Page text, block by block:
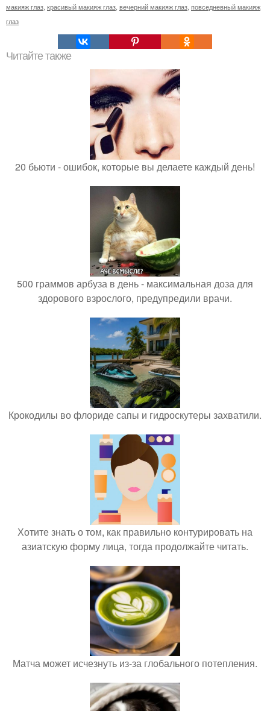
макияж глаз, красивый макияж глаз, вечерний макияж глаз, повседневный макияж
глаз
Читайте также
20 бьюти - ошибок, которые вы делаете каждый день!
500 граммов арбуза в день - максимальная доза для
здорового взрослого, предупредили врачи.
Крокодилы во флориде сапы и гидроскутеры захватили.
Хотите знать о том, как правильно контурировать на
азиатскую форму лица, тогда продолжайте читать.
Матча может исчезнуть из-за глобального потепления.